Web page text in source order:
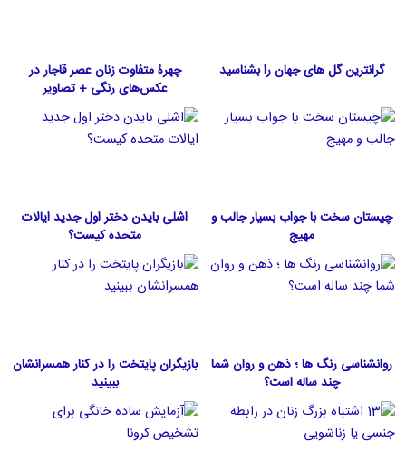
گرانترین گل های جهان را بشناسید
چهرۀ متفاوت زنان عصر قاجار در
عکس‌های رنگی + تصاویر
چیستان سخت با جواب بسیار جالب و
مهیج
اشلی بایدن دختر اول جدید ایالات
متحده كيست؟
روانشناسی رنگ ها ؛ ذهن و روان شما
چند ساله است؟
بازیگران پایتخت را در کنار همسرانشان
ببینید